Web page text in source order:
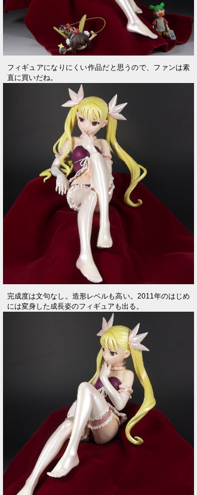
フィギュアになりにくい作品だと思うので、ファンは素
直に買いだね。
完成度は文句なし。造形レベルも高い。2011年のはじめ
には変身した成長姿のフィギュアも出る。